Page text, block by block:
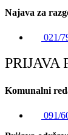
Najava za
021/
PRIJAVA
Komunalni
091/